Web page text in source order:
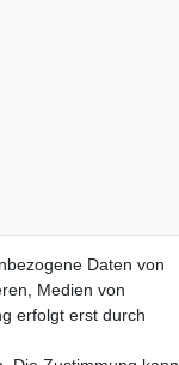
Daten von
Medien von
erfolgt erst durch